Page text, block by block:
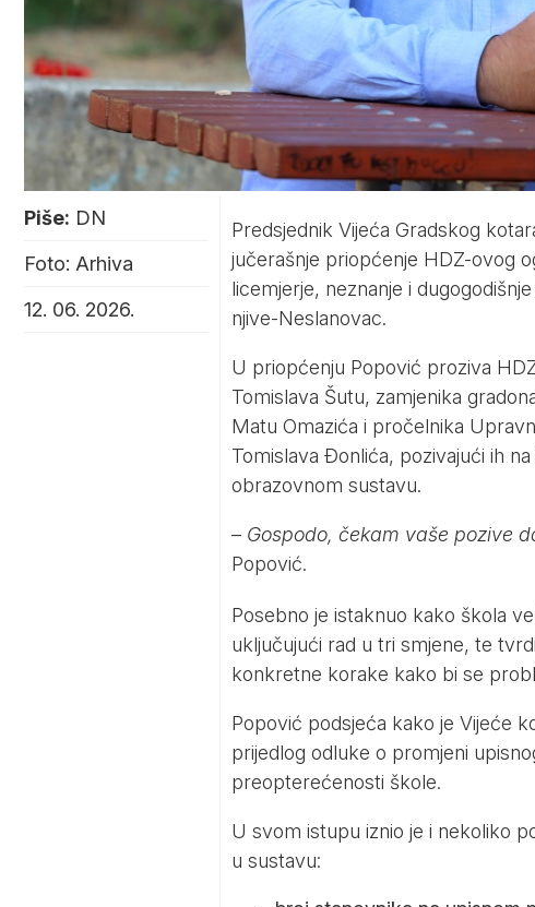
Piše: DN
Foto: Arhiva
12. 06. 2026.
Predsjednik Vijeća Gradskog
jučerašnje priopćenje HDZ-ovog
licemjerje, neznanje i
njive-Neslanovac.
U priopćenju Popović proziva
Tomislava Šutu, zamjenika
Matu Omazića i pročelnika
Tomislava Đonlića, pozivajući ih
obrazovnom sustavu.
– Gospodo, čekam vaše pozive
Popović.
Posebno je istaknuo kako škola
uključujući rad u tri smjene, te
konkretne korake kako bi se
Popović podsjeća kako je Vijeće
prijedlog odluke o promjeni
preopterećenosti škole.
U svom istupu iznio je i nekoliko
u sustavu: